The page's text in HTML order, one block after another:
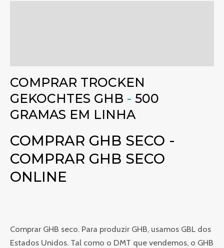
COMPRAR TROCKEN
GEKOCHTES GHB - 500
GRAMAS EM LINHA
COMPRAR GHB SECO -
COMPRAR GHB SECO
ONLINE
Comprar GHB seco. Para produzir GHB, usamos GBL dos
Estados Unidos. Tal como o DMT que vendemos, o GHB